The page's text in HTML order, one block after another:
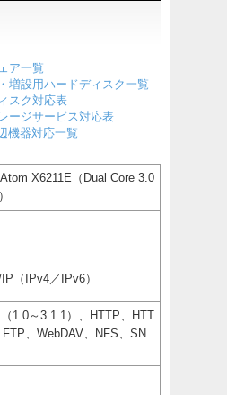
ア一覧
増設用ハードディスク一覧
スク対応表
ージサービス対応表
機器対応一覧
Atom X6211E（Dual Core 3.0
（IPv4／IPv6）
1.0～3.1.1）、HTTP、HTT
FTP、WebDAV、NFS、SN